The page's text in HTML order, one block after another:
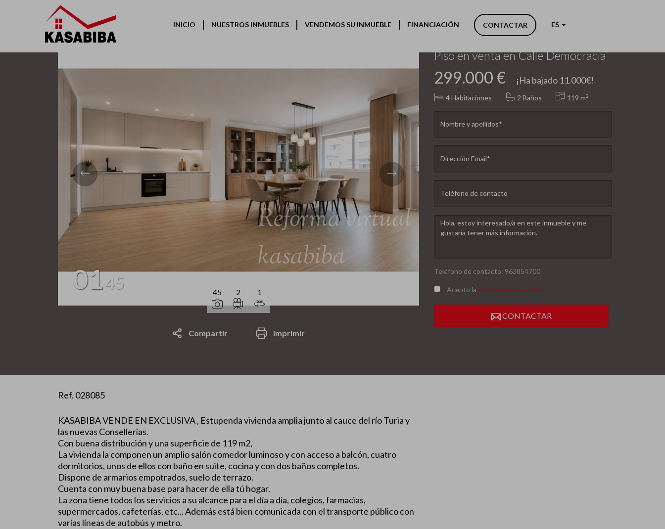
INICIO NUESTROS INMUEBLES VENDEMOS SU INMUEBLE FINANCIACIÓN CONTACTAR ES
Volver Anterior
Previous Next
0145 45 2 1
Compartir Imprimir
Olivereta (València Capital)
Piso en venta en Calle Democracia
299.000 € ¡Ha bajado 11.000€!
4Habitaciones 2 Baños 119 m2
Nombre y apellidos*
Dirección Email*
Teléfono de contacto
Teléfono de contacto: 963854700
Acepto la política de privacidad
CONTACTAR
Ref. 028085
KASABIBA VENDE EN EXCLUSIVA , Estupenda vivienda amplia junto al cauce del río Turia y
las nuevas Consellerías.
Con buena distribución y una superficie de 119 m2,
La vivienda la componen un amplio salón comedor luminoso y con acceso a balcón, cuatro
dormitorios, unos de ellos con baño en suite, cocina y con dos baños completos.
Dispone de armarios empotrados, suelo de terrazo.
Cuenta con muy buena base para hacer de ella tú hogar.
La zona tiene todos los servicios a su alcance para el día a día, colegios, farmacias,
supermercados, cafeterías, etc... Además está bien comunicada con el transporte público con
varías líneas de autobús y metro.